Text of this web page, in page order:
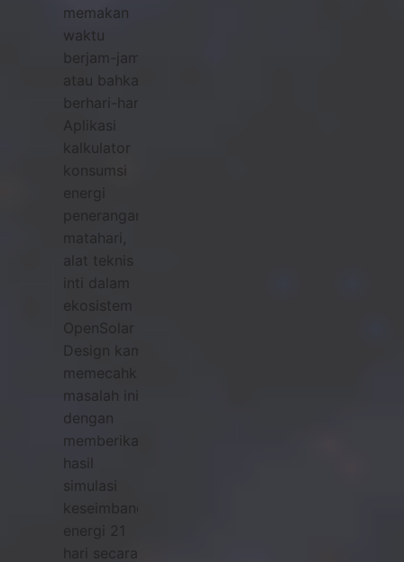
memakan
waktu
berjam-jam
atau bahkan
berhari-hari.
Aplikasi
kalkulator
konsumsi
energi
penerangan
matahari,
alat teknis
inti dalam
ekosistem
OpenSolar
Design kami,
memecahkan
masalah ini
dengan
memberikan
hasil
simulasi
keseimbangan
energi 21
hari secara